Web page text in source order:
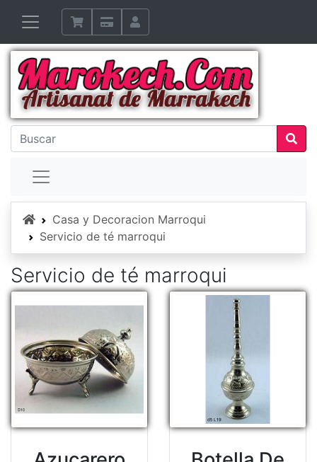
InicioCasa y Decoracion Marroqui
Servicio de té marroqui
Servicio de té marroqui